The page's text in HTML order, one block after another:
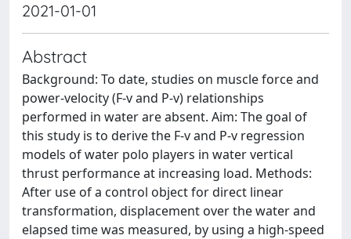
2021-01-01
Abstract
Background: To date, studies on muscle force and
power-velocity (F-v and P-v) relationships
performed in water are absent. Aim: The goal of
this study is to derive the F-v and P-v regression
models of water polo players in water vertical
thrust performance at increasing load. Methods:
After use of a control object for direct linear
transformation, displacement over the water and
elapsed time was measured, by using a high-speed